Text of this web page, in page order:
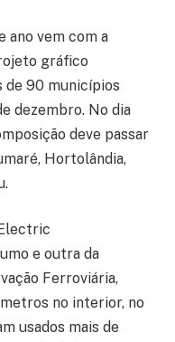
ano vem com a
gráfico
de 90 municípios
dezembro. No dia
deve passar
Hortolândia,
e outra da
Ferroviária,
no interior, no
usados mais de